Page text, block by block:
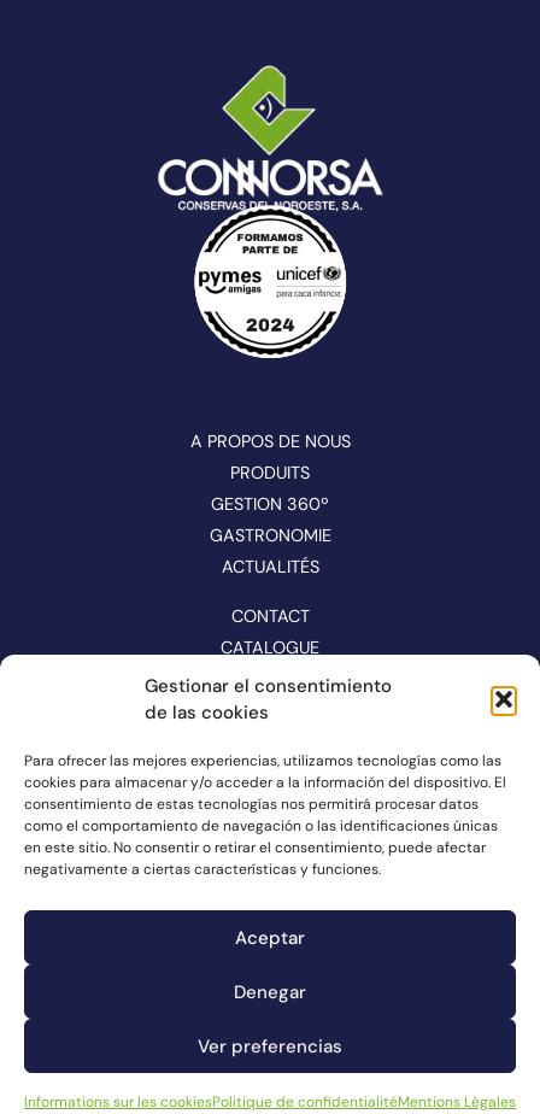
Gestionar el consentimiento
de las cookies
Para ofrecer las mejores experiencias, utilizamos tecnologías como las
cookies para almacenar y/o acceder a la información del dispositivo. El
consentimiento de estas tecnologías nos permitirá procesar datos
como el comportamiento de navegación o las identificaciones únicas
en este sitio. No consentir o retirar el consentimiento, puede afectar
negativamente a ciertas características y funciones.
Aceptar
Denegar
Ver preferencias
Informations sur les cookiesPolitique de confidentialitéMentions Lègales
A PROPOS DE NOUS
PRODUITS
GESTION 360º
GASTRONOMIE
ACTUALITÉS
CONTACT
CATALOGUE
SUIVEZ-NOUS SUR LES RÉSEAUX
© Connorsa2023
Canal de plaintes
Mentions Lègales